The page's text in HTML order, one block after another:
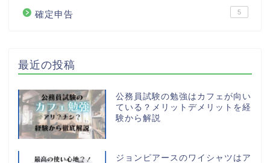
確定申告 5
最近の投稿
公務員試験の勉強はカフェが向い
ている？メリットデメリットを経
験から解説
ジョンピアースのワイシャツはア